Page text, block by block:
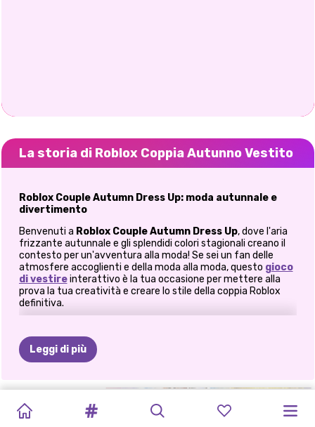
La storia di Roblox Coppia Autunno Vestito
Roblox Couple Autumn Dress Up: moda autunnale e
divertimento
Benvenuti a Roblox Couple Autumn Dress Up, dove l'aria
frizzante autunnale e gli splendidi colori stagionali creano il
contesto per un'avventura alla moda! Se sei un fan delle
atmosfere accoglienti e della moda alla moda, questo gioco
di vestireinterattivo è la tua occasione per mettere alla
prova la tua creatività e creare lo stile della coppia Roblox
definitiva.
L'autunno è tutto incentrato su strati, toni caldi e accessori
chic, e in questo gioco troverai un guardaroba che cattura
accoglienti dell'autunno.
Leggi di più
PER
AUTUNNALE
ELLIE
BEN
STAMPE
AUTUNNALI
MIA
DEI
COSTUMI
PER
COCCINELLA